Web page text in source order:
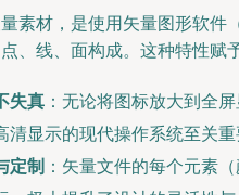
素材，是使用矢量图形软
、线、面构成。这种特性赋
失真 ：无论将图标放大到全
清显示的现代操作系统至关重
定制 ：矢量文件的每个元素